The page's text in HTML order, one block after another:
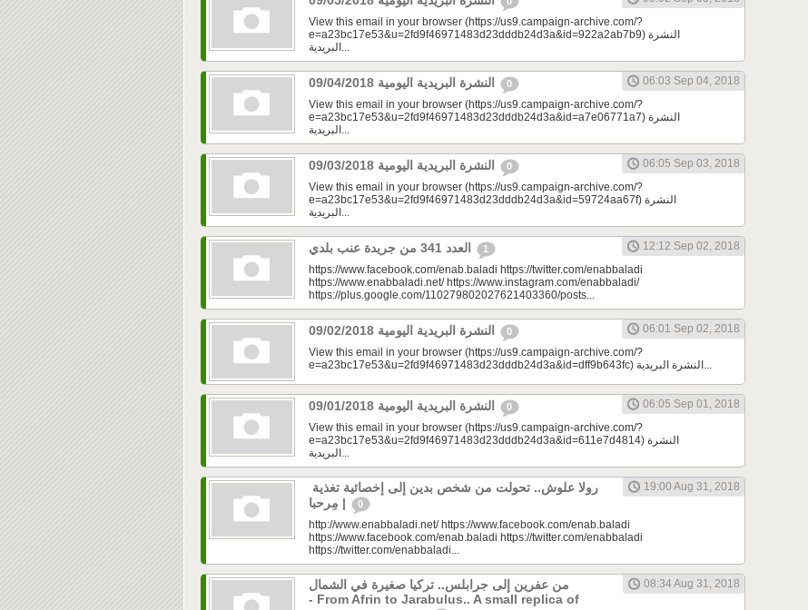
View this email in your browser (https://us9.campaign-archive.com/?
e=a23bc17e53&u=2fd9f46971483d23dddb24d3a&id=922a2ab7b9) النشرة
البريدية...
0
06:03 Sep 04, 2018
View this email in your browser (https://us9.campaign-archive.com/?
e=a23bc17e53&u=2fd9f46971483d23dddb24d3a&id=a7e06771a7) النشرة
البريدية...
0
06:05 Sep 03, 2018
View this email in your browser (https://us9.campaign-archive.com/?
e=a23bc17e53&u=2fd9f46971483d23dddb24d3a&id=59724aa67f) النشرة
البريدية...
1
12:12 Sep 02, 2018
https://www.facebook.com/enab.baladi https://twitter.com/enabbaladi
https://www.enabbaladi.net/ https://www.instagram.com/enabbaladi/
https://plus.google.com/110279802027621403360/posts...
0
06:01 Sep 02, 2018
View this email in your browser (https://us9.campaign-archive.com/?
e=a23bc17e53&u=2fd9f46971483d23dddb24d3a&id=dff9b643fc) النشرة البريدية...
0
06:05 Sep 01, 2018
View this email in your browser (https://us9.campaign-archive.com/?
e=a23bc17e53&u=2fd9f46971483d23dddb24d3a&id=611e7d4814) النشرة
البريدية...
0
19:00 Aug 31, 2018
http://www.enabbaladi.net/ https://www.facebook.com/enab.baladi
https://www.facebook.com/enab.baladi https://twitter.com/enabbaladi
https://twitter.com/enabbaladi...
من عفرين إلى جرابلس.. تركيا صغيرة في الشمال
- From Afrin to Jarabulus.. A small replica of
08:34 Aug 31, 2018